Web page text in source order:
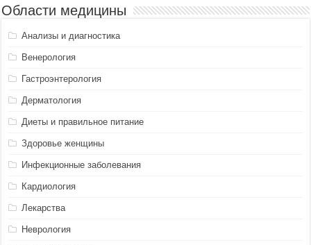
Области медицины
Анализы и диагностика
Венерология
Гастроэнтерология
Дерматология
Диеты и правильное питание
Здоровье женщины
Инфекционные заболевания
Кардиология
Лекарства
Неврология